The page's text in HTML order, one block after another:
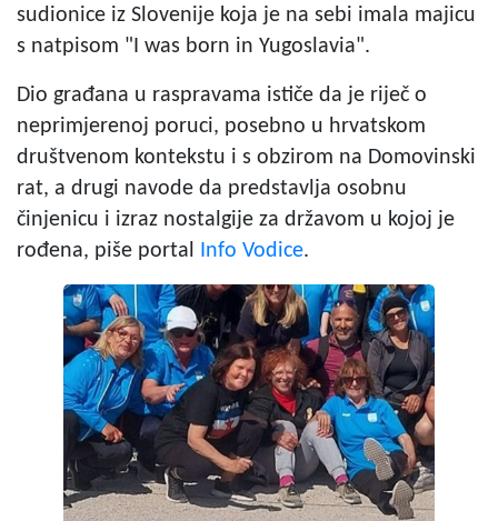
sudionice iz Slovenije koja je na sebi imala majicu
s natpisom "I was born in Yugoslavia".
Dio građana u raspravama ističe da je riječ o
neprimjerenoj poruci, posebno u hrvatskom
društvenom kontekstu i s obzirom na Domovinski
rat, a drugi navode da predstavlja osobnu
činjenicu i izraz nostalgije za državom u kojoj je
rođena, piše portal
Info Vodice.